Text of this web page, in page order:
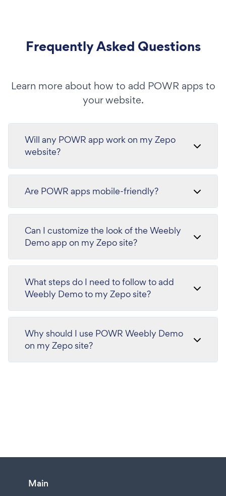
Frequently Asked Questions
Learn more about how to add POWR apps to
your website.
Will any POWR app work on my Zepo
website?
Are POWR apps mobile-friendly?
Can I customize the look of the Weebly
Demo app on my Zepo site?
What steps do I need to follow to add
Weebly Demo to my Zepo site?
Why should I use POWR Weebly Demo
on my Zepo site?
Main